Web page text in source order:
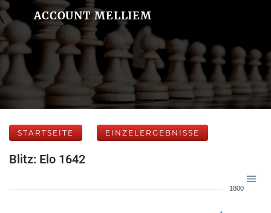
ACCOUNT MELLIEM
STARTSEITE EINZELERGEBNISSE
Blitz: Elo 1642
1800